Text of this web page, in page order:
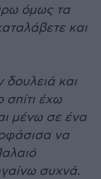
όμως τα
και
δουλειά και
έχω
μένω σε ένα
να
συχνά.